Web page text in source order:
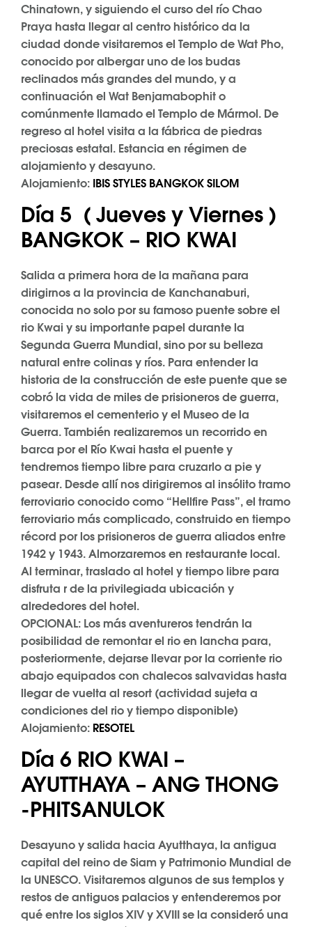
Chinatown, y siguiendo el curso del río Chao
Praya hasta llegar al centro histórico da la
ciudad donde visitaremos el Templo de Wat Pho,
conocido por albergar uno de los budas
reclinados más grandes del mundo, y a
continuación el Wat Benjamabophit o
comúnmente llamado el Templo de Mármol. De
regreso al hotel visita a la fábrica de piedras
preciosas estatal. Estancia en régimen de
alojamiento y desayuno.
Alojamiento: IBIS STYLES BANGKOK SILOM
Día 5 ( Jueves y Viernes )
BANGKOK – RIO KWAI
Salida a primera hora de la mañana para
dirigirnos a la provincia de Kanchanaburi,
conocida no solo por su famoso puente sobre el
rio Kwai y su importante papel durante la
Segunda Guerra Mundial, sino por su belleza
natural entre colinas y ríos. Para entender la
historia de la construcción de este puente que se
cobró la vida de miles de prisioneros de guerra,
visitaremos el cementerio y el Museo de la
Guerra. También realizaremos un recorrido en
barca por el Río Kwai hasta el puente y
tendremos tiempo libre para cruzarlo a pie y
pasear. Desde allí nos dirigiremos al insólito tramo
ferroviario conocido como “Hellfire Pass”, el tramo
ferroviario más complicado, construido en tiempo
récord por los prisioneros de guerra aliados entre
1942 y 1943. Almorzaremos en restaurante local.
Al terminar, traslado al hotel y tiempo libre para
disfruta r de la privilegiada ubicación y
alrededores del hotel.
OPCIONAL: Los más aventureros tendrán la
posibilidad de remontar el rio en lancha para,
posteriormente, dejarse llevar por la corriente rio
abajo equipados con chalecos salvavidas hasta
llegar de vuelta al resort (actividad sujeta a
condiciones del rio y tiempo disponible)
Alojamiento: RESOTEL
Día 6 RIO KWAI –
AYUTTHAYA – ANG THONG
-PHITSANULOK
Desayuno y salida hacia Ayutthaya, la antigua
capital del reino de Siam y Patrimonio Mundial de
la UNESCO. Visitaremos algunos de sus templos y
restos de antiguos palacios y entenderemos por
qué entre los siglos XIV y XVIII se la consideró una